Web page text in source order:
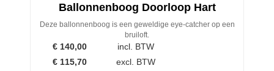
Ballonnenboog Doorloop Hart
Deze ballonnenboog is een geweldige eye-catcher op een
bruiloft.
€ 140,00
incl. BTW
€ 115,70 excl. BTW